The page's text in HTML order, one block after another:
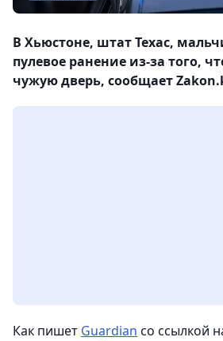
В Хьюстоне, штат Техас,
пулевое ранение из-за того,
чужую дверь, сообщает
Как пишет Guаrdian со ссылкой